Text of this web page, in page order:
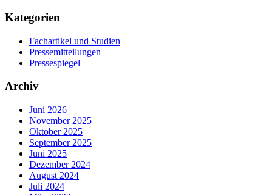
Kategorien
Fachartikel und Studien
Pressemitteilungen
Pressespiegel
Archiv
Juni 2026
November 2025
Oktober 2025
September 2025
Juni 2025
Dezember 2024
August 2024
Juli 2024